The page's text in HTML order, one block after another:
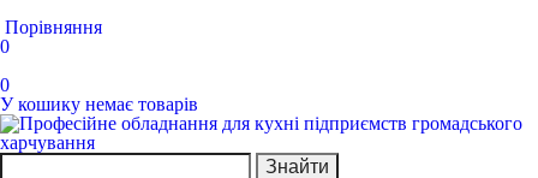
Порівняння
0
0
У кошику немає товарів
Знайти